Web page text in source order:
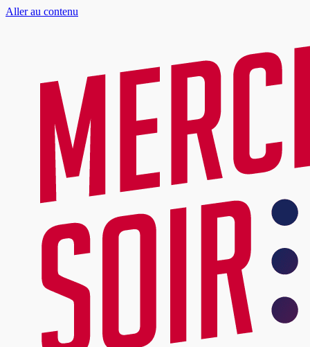
Aller au contenu